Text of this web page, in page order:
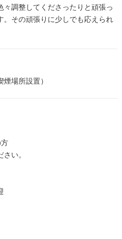
調整してくださったりと頑張っ
。その頑張りに少しでも応えられ
場所設置）
い。